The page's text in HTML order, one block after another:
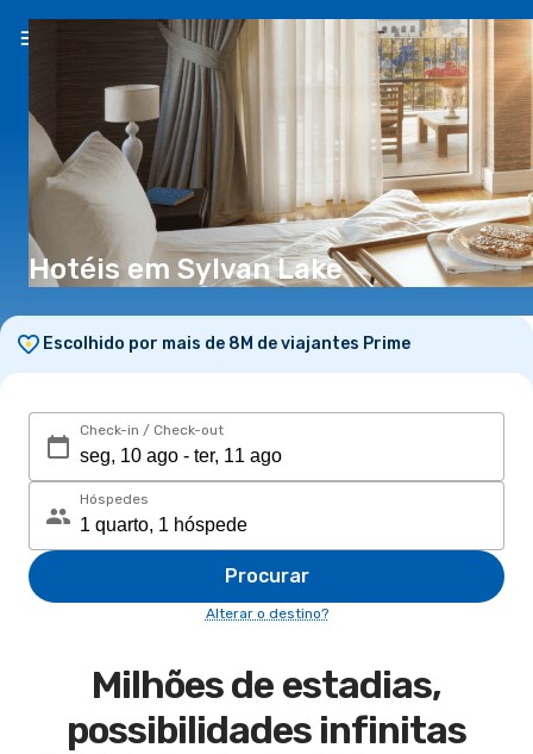
PT(€)
Hotéis em Sylvan Lake
Escolhido por mais de 8M de viajantes Prime
Check-in / Check-out
Hóspedes
Procurar
Alterar o destino?
Milhões de estadias,
possibilidades infinitas